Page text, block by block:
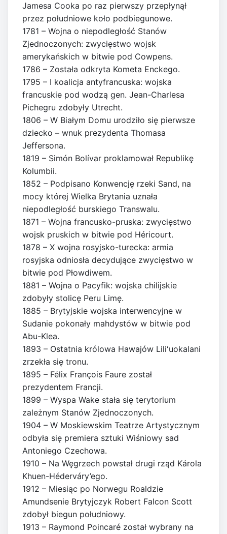
Jamesa Cooka po raz pierwszy przepłynął
przez południowe koło podbiegunowe.
1781 – Wojna o niepodległość Stanów
Zjednoczonych: zwycięstwo wojsk
amerykańskich w bitwie pod Cowpens.
1786 – Została odkryta Kometa Enckego.
1795 – I koalicja antyfrancuska: wojska
francuskie pod wodzą gen. Jean-Charlesa
Pichegru zdobyły Utrecht.
1806 – W Białym Domu urodziło się pierwsze
dziecko – wnuk prezydenta Thomasa
Jeffersona.
1819 – Simón Bolívar proklamował Republikę
Kolumbii.
1852 – Podpisano Konwencję rzeki Sand, na
mocy której Wielka Brytania uznała
niepodległość burskiego Transwalu.
1871 – Wojna francusko-pruska: zwycięstwo
wojsk pruskich w bitwie pod Héricourt.
1878 – X wojna rosyjsko-turecka: armia
rosyjska odniosła decydujące zwycięstwo w
bitwie pod Płowdiwem.
1881 – Wojna o Pacyfik: wojska chilijskie
zdobyły stolicę Peru Limę.
1885 – Brytyjskie wojska interwencyjne w
Sudanie pokonały mahdystów w bitwie pod
Abu-Klea.
1893 – Ostatnia królowa Hawajów Liliʻuokalani
zrzekła się tronu.
1895 – Félix François Faure został
prezydentem Francji.
1899 – Wyspa Wake stała się terytorium
zależnym Stanów Zjednoczonych.
1904 – W Moskiewskim Teatrze Artystycznym
odbyła się premiera sztuki Wiśniowy sad
Antoniego Czechowa.
1910 – Na Węgrzech powstał drugi rząd Károla
Khuen-Héderváry’ego.
1912 – Miesiąc po Norwegu Roaldzie
Amundsenie Brytyjczyk Robert Falcon Scott
zdobył biegun południowy.
1913 – Raymond Poincaré został wybrany na